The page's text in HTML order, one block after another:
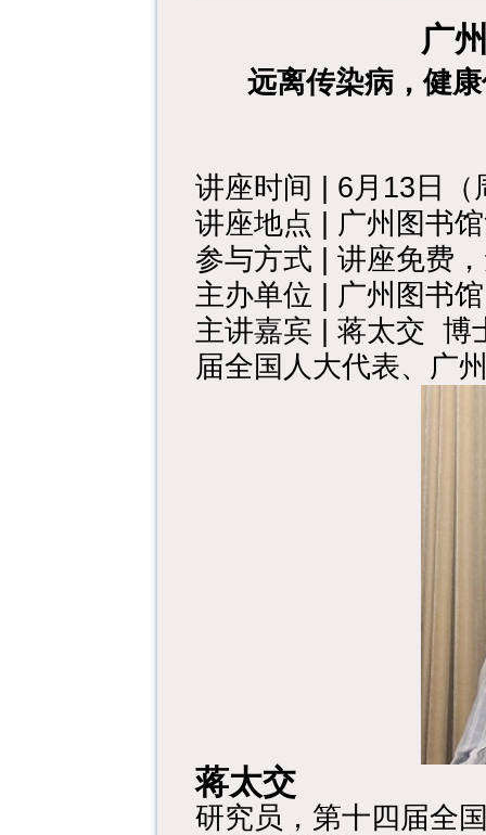
广
远离传染病，健
讲座时间 | 6月13日（
讲座地点 | 广州图书
参与方式 | 讲座免费
主办单位 | 广州图书
主讲嘉宾 | 蒋太交 博
届全国人大代表、广
蒋太交
研究员，第十四届全